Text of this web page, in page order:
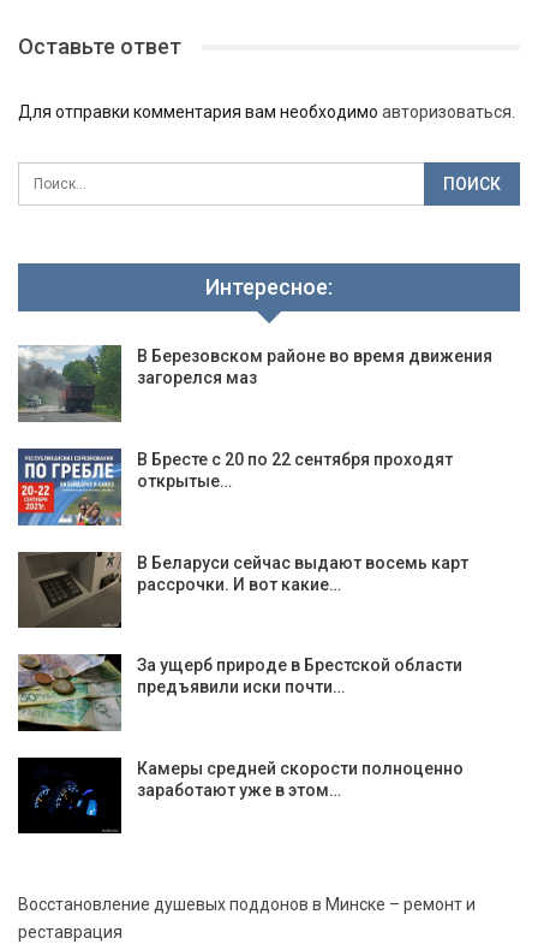
Оставьте ответ
Для отправки комментария вам необходимо авторизоваться.
Интересное:
В Березовском районе во время движения
загорелся маз
В Бресте с 20 по 22 сентября проходят
открытые…
В Беларуси сейчас выдают восемь карт
рассрочки. И вот какие…
За ущерб природе в Брестской области
предъявили иски почти…
Камеры средней скорости полноценно
заработают уже в этом…
Восстановление душевых поддонов в Минске – ремонт и
реставрация